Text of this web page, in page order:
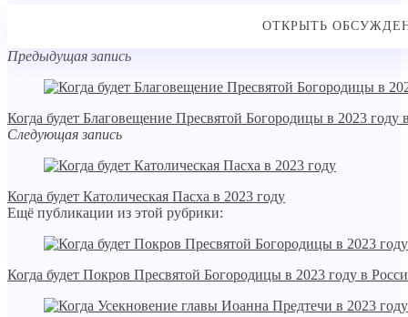
Предыдущая запись
Когда будет Благовещение Пресвятой Богородицы в 2023 году
Следующая запись
Когда будет Католическая Пасха в 2023 году
Ещё публикации из этой рубрики:
Когда будет Покров Пресвятой Богородицы в 2023 году в